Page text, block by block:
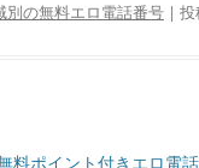
別の無料エロ電話番号 | 投
料ポイント付きエロ電